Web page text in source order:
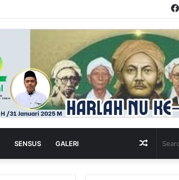
SENSUS GALERI Random
Article